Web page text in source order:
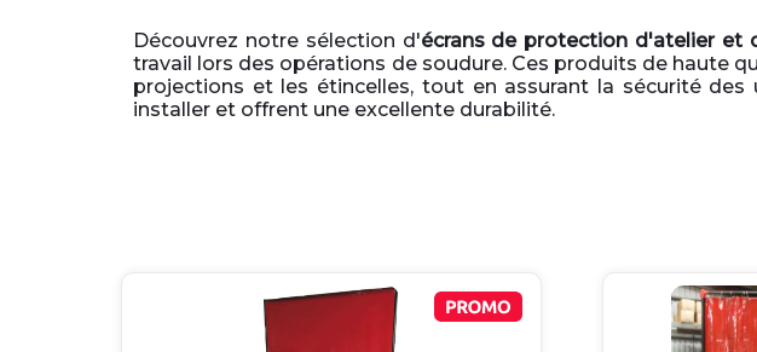
Découvrez notre sélection d'écrans de protection d'atelier et
travail lors des opérations de soudure. Ces produits de haute
projections et les étincelles, tout en assurant la sécurité
installer et offrent une excellente durabilité.